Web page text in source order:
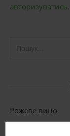
авторизуватись.
Рожеве вино